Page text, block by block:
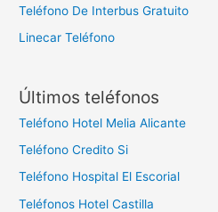
Teléfono De Interbus Gratuito
Linecar Teléfono
Últimos teléfonos
Teléfono Hotel Melia Alicante
Teléfono Credito Si
Teléfono Hospital El Escorial
Teléfonos Hotel Castilla